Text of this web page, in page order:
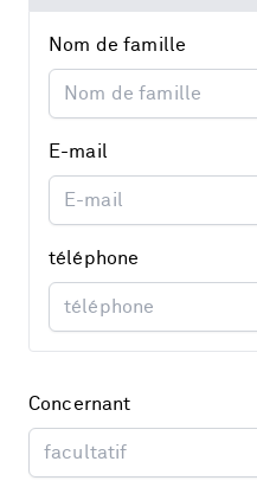
Nom de famille
E-mail
téléphone
Concernant